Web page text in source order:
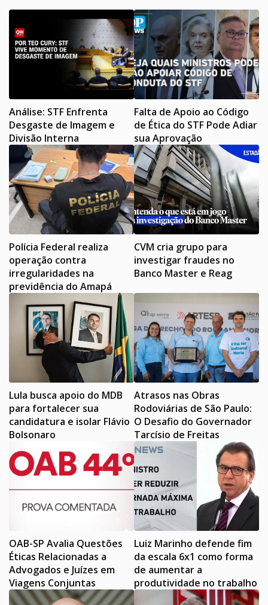
Análise: STF Enfrenta
Desgaste de Imagem e
Divisão Interna
Falta de Apoio ao Código
de Ética do STF Pode Adiar
sua Aprovação
Polícia Federal realiza
operação contra
irregularidades na
previdência do Amapá
CVM cria grupo para
investigar fraudes no
Banco Master e Reag
Lula busca apoio do MDB
para fortalecer sua
candidatura e isolar Flávio
Bolsonaro
Atrasos nas Obras
Rodoviárias de São Paulo:
O Desafio do Governador
Tarcísio de Freitas
OAB-SP Avalia Questões
Éticas Relacionadas a
Advogados e Juízes em
Viagens Conjuntas
Luiz Marinho defende fim
da escala 6x1 como forma
de aumentar a
produtividade no trabalho